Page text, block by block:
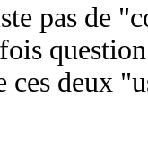
pas de
deux